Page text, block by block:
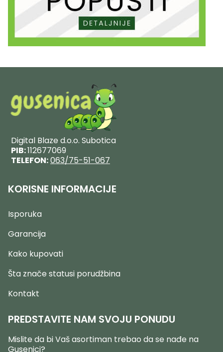
Digital Blaze d.o.o. Subotica
PIB:112677069
TELEFON:063/75-51-067
KORISNE INFORMACIJE
Isporuka
Garancija
Kako kupovati
Šta znače statusi porudžbina
Kontakt
PREDSTAVITE NAM SVOJU PONUDU
Mislite da bi Vaš asortiman trebao da se nađe na
Gusenici?